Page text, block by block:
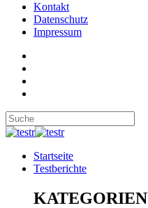
Kontakt
Datenschutz
Impressum
Startseite
Testberichte
KATEGORIEN